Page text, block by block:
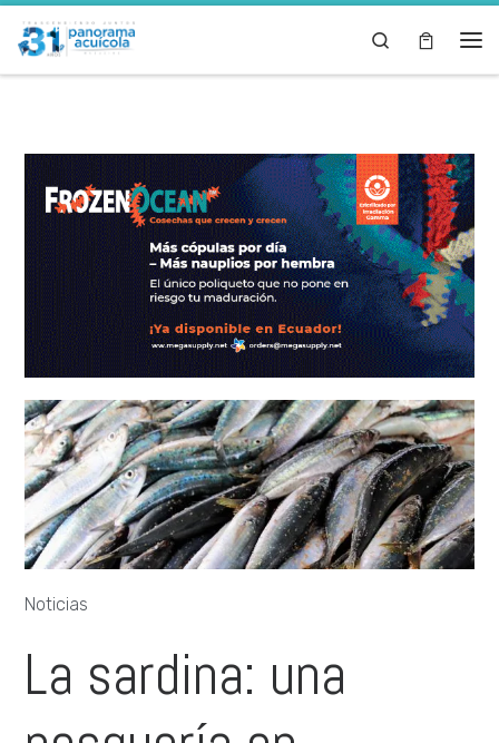
Skip to content Search
Noticias
La sardina: una